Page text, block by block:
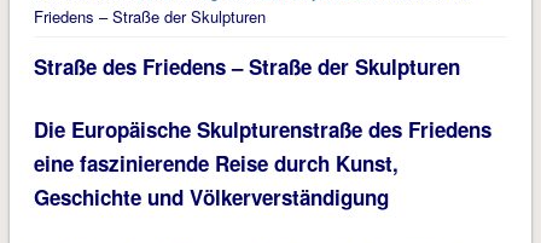
Friedens – Straße der Skulpturen
Straße des Friedens – Straße der Skulpturen
Die Europäische Skulpturenstraße des Frie­dens
eine faszinierende Reise durch Kunst,
Geschichte und Völkerverständigung